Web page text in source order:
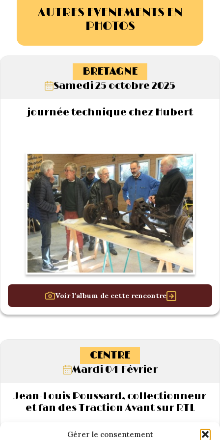
Gérer le consentement
AUTRES EVENEMENTS EN
PHOTOS
BRETAGNE
Samedi 25 octobre 2025
journée technique chez Hubert
Voir l'album de cette rencontre
CENTRE
Mardi 04 Février
Jean-Louis Poussard, collectionneur
et fan des Traction Avant sur RTL